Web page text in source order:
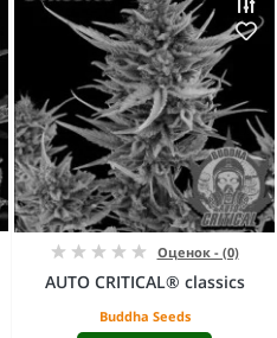
Оценок - (0)
AUTO CRITICAL® classics
Buddha Seeds